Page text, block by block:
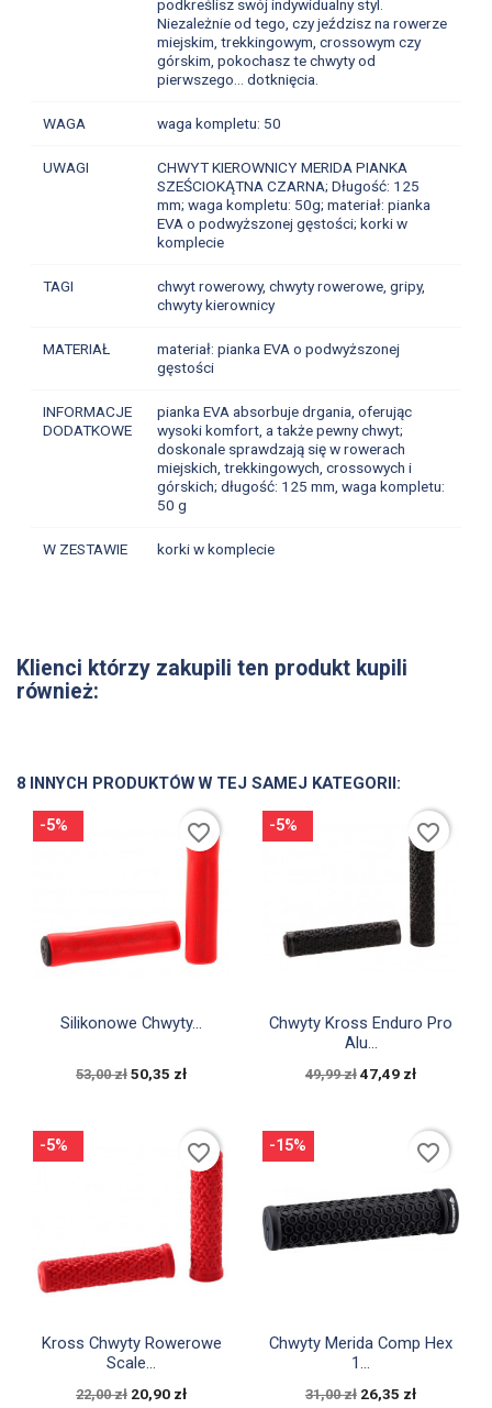
podkreślisz swój indywidualny styl.
Niezależnie od tego, czy jeździsz na rowerze
miejskim, trekkingowym, crossowym czy
górskim, pokochasz te chwyty od
pierwszego... dotknięcia.
WAGA waga kompletu: 50
UWAGI
CHWYT KIEROWNICY MERIDA PIANKA
SZEŚCIOKĄTNA CZARNA; Długość: 125
mm; waga kompletu: 50g; materiał: pianka
EVA o podwyższonej gęstości; korki w
komplecie
TAGI
chwyt rowerowy, chwyty rowerowe, gripy,
chwyty kierownicy
MATERIAŁ
materiał: pianka EVA o podwyższonej
gęstości
INFORMACJE
DODATKOWE
pianka EVA absorbuje drgania, oferując
wysoki komfort, a także pewny chwyt;
doskonale sprawdzają się w rowerach
miejskich, trekkingowych, crossowych i
górskich; długość: 125 mm, waga kompletu:
50 g
W ZESTAWIE korki w komplecie
Klienci którzy zakupili ten produkt kupili
również:
8 INNYCH PRODUKTÓW W TEJ SAMEJ KATEGORII:
Szybki podgląd
Silikonowe Chwyty...
53,00 zł 50,35 zł
-5% favorite_border
Szybki podgląd
Chwyty Kross Enduro Pro
Alu...
49,99 zł 47,49 zł
-5% favorite_border
 Szybki podgląd
Kross Chwyty Rowerowe
Scale...
22,00 zł 20,90 zł
-5% favorite_border
Szybki podgląd
Chwyty Merida Comp Hex
1...
31,00 zł 26,35 zł
-15% favorite_border